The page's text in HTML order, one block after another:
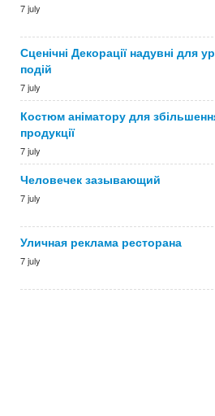
7 july
Сценічні Декорації надувні для
подій
7 july
Костюм аніматору для
продукції
7 july
Человечек зазывающий
7 july
Уличная реклама ресторана
7 july